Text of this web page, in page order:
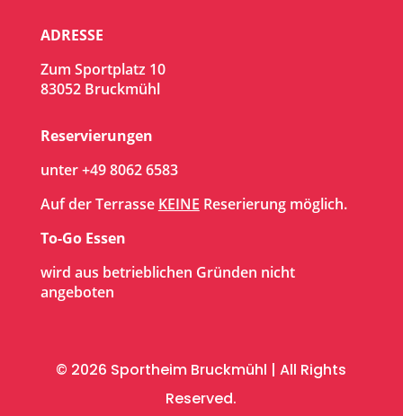
ADRESSE
Zum Sportplatz 10
83052 Bruckmühl
Reservierungen
unter+49 8062 6583
Auf der Terrasse KEINE Reserierung möglich.
To-Go Essen
wird aus betrieblichen Gründen nicht
angeboten
© 2026 Sportheim Bruckmühl | All Rights
Reserved.